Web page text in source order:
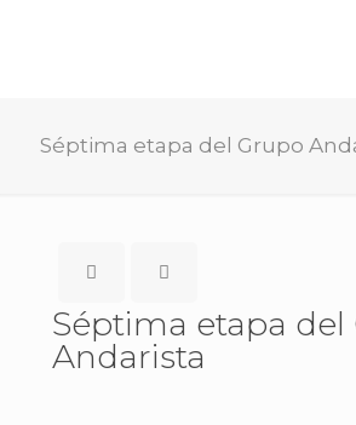
Séptima etapa del Grupo
Séptima etapa del
Andarista